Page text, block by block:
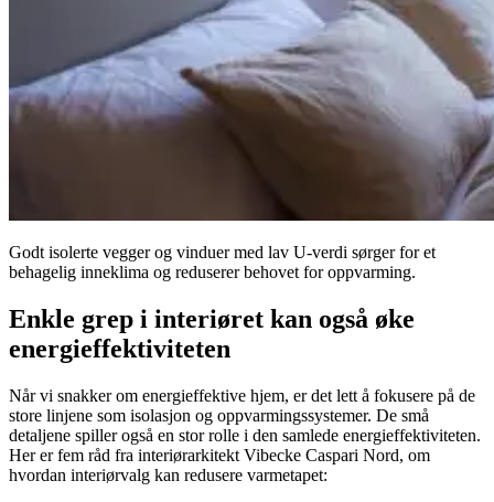
Godt isolerte vegger og vinduer med lav U-verdi sørger for et
behagelig inneklima og reduserer behovet for oppvarming.
Enkle grep i interiøret kan også øke
energieffektiviteten
Når vi snakker om energieffektive hjem, er det lett å fokusere på de
store linjene som isolasjon og oppvarmingssystemer. De små
detaljene spiller også en stor rolle i den samlede energieffektiviteten.
Her er fem råd fra interiørarkitekt Vibecke Caspari Nord, om
hvordan interiørvalg kan redusere varmetapet: